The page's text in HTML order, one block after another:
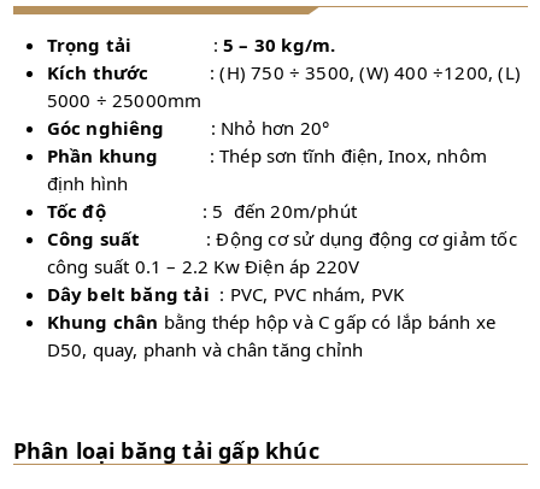
Trọng tải : 5 – 30 kg/m.
Kích thước
: (H) 750 ÷ 3500, (W) 400 ÷1200, (L)
5000 ÷ 25000mm
Góc nghiêng
: Nhỏ hơn 20°
Phần khung
: Thép sơn tĩnh điện, Inox, nhôm
định hình
Tốc độ
: 5 đến 20m/phút
Công suất : Động cơ sử dụng động cơ giảm tốc
công suất 0.1 – 2.2 Kw Điện áp 220V
Dây belt băng tải : PVC, PVC nhám, PVK
Khung chân bằng thép hộp và C gấp có lắp bánh xe
D50, quay, phanh và chân tăng chỉnh
Phân loại băng tải gấp khúc